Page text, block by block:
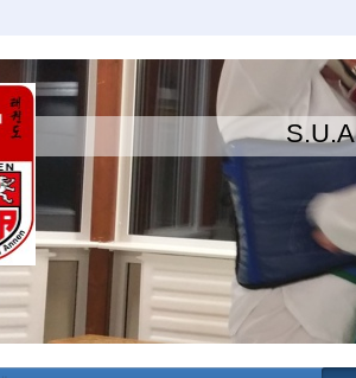
S.U.A